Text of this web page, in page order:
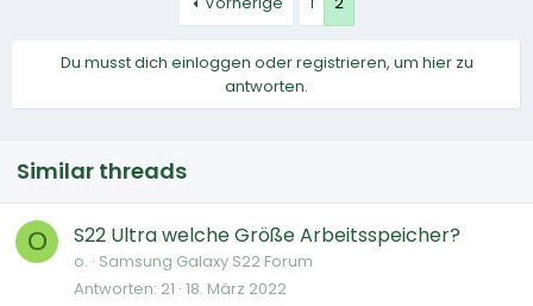
Du musst dich einloggen oder registrieren, um hier zu
antworten.
Similar threads
O S22 Ultra welche Größe Arbeitsspeicher?
o. Samsung Galaxy S22 Forum
Antworten 21 18. März 2022